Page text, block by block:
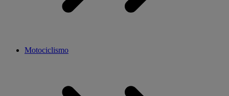
Motociclismo